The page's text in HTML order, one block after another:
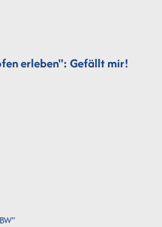
erleben": Gefällt mir!